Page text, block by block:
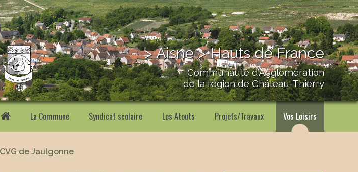
> Aisne > Hauts de France
Communauté d’Agglomération
de la région de Château-Thierry
La Commune Syndicat scolaire Les Atouts Projets/Travaux Vos Loisirs
de Jaulgonne